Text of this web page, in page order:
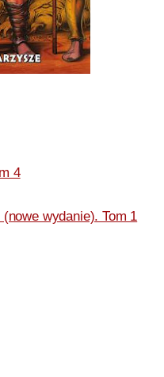
4
wydanie). Tom 1